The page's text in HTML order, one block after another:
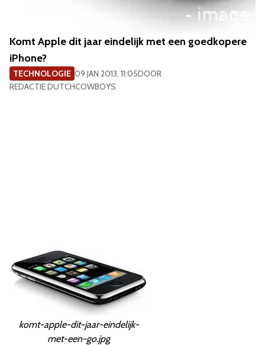
Komt Apple dit jaar eindelijk met een goedkopere
iPhone?
TECHNOLOGIE 09 JAN 2013, 11:05DOOR
REDACTIE DUTCHCOWBOYS
komt-apple-dit-jaar-eindelijk-
met-een-go.jpg